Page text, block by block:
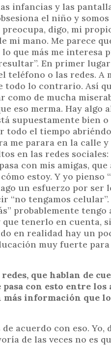
infancias y las
el niño y
digo, mi
mi mano. Me parece
que más me interesa
En primer
teléfono o las redes. A
todo lo contrario. Así
como de mucha
eso merma. Hay algo
supuestamente bien o
todo el tiempo
me parara en la calle
en las redes sociales:
con mis amigas, que
estoy. Y yo pienso
un esfuerzo por ser
“no tengamos celular”.
probablemente tengo
que tenerlo en cuenta,
en realidad hay un
muy fuerte
que hablan de
con esto entre los
más información que
acuerdo con eso. Yo,
de las veces no es